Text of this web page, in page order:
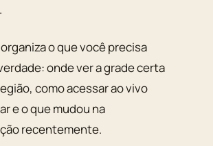
o que você precisa
onde ver a grade certa
como acessar ao vivo
e o que mudou na
recentemente.